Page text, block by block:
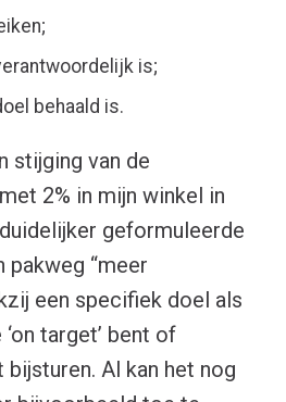
is;
behaald is.
stijging van de
2% in mijn winkel in
geformuleerde
pakweg “meer
een specifiek doel als
target’ bent of
Al kan het nog